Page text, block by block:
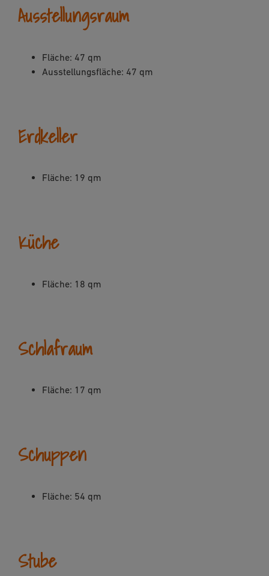
Ausstellungsraum
Fläche: 47 qm
Ausstellungsfläche: 47 qm
Erdkeller
Fläche: 19 qm
Küche
Fläche: 18 qm
Schlafraum
Fläche: 17 qm
Schuppen
Fläche: 54 qm
Stube